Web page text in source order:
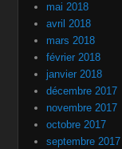
mai 2018
avril 2018
mars 2018
février 2018
janvier 2018
décembre 2017
novembre 2017
octobre 2017
septembre 2017